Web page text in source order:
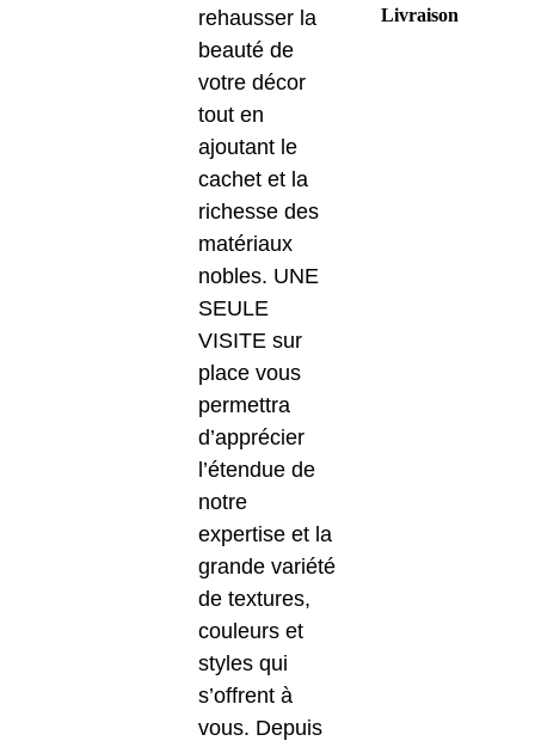
rehausser la
beauté de
votre décor
tout en
ajoutant le
cachet et la
richesse des
matériaux
nobles. UNE
SEULE
VISITE sur
place vous
permettra
d’apprécier
l’étendue de
notre
expertise et la
grande variété
de textures,
couleurs et
styles qui
s’offrent à
vous. Depuis
Livraison